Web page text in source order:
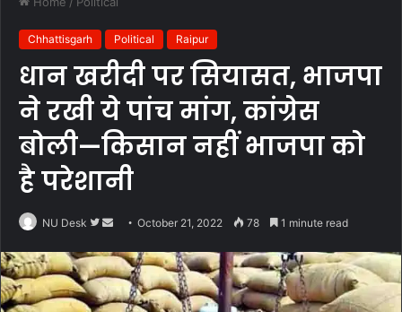
Chhattisgarh Political Raipur
धान खरीदी पर सियासत, भाजपा
ने रखी ये पांच मांग, कांग्रेस
बोली—किसान नहीं भाजपा को
है परेशानी
NU Desk
Follow
Twitter
Send
email
October 21, 2022 78 1 minute read